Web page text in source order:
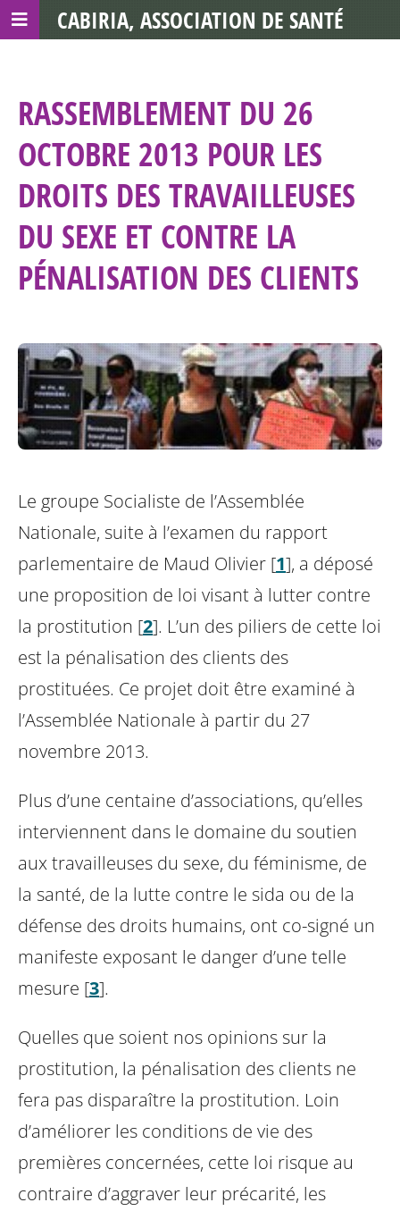
RASSEMBLEMENT DU 26
OCTOBRE 2013 POUR LES
DROITS DES TRAVAILLEUSES
DU SEXE ET CONTRE LA
PÉNALISATION DES CLIENTS
Le groupe Socialiste de l’Assemblée
Nationale, suite à l’examen du rapport
parlementaire de Maud Olivier [1], a déposé
une proposition de loi visant à lutter contre
la prostitution [2]. L’un des piliers de cette loi
est la pénalisation des clients des
prostituées. Ce projet doit être examiné à
l’Assemblée Nationale à partir du 27
novembre 2013.
Plus d’une centaine d’associations, qu’elles
interviennent dans le domaine du soutien
aux travailleuses du sexe, du féminisme, de
la santé, de la lutte contre le sida ou de la
défense des droits humains, ont co-signé un
manifeste exposant le danger d’une telle
mesure [3].
Quelles que soient nos opinions sur la
prostitution, la pénalisation des clients ne
fera pas disparaître la prostitution. Loin
d’améliorer les conditions de vie des
premières concernées, cette loi risque au
contraire d’aggraver leur précarité, les
CABIRIA, ASSOCIATION DE SANTÉ